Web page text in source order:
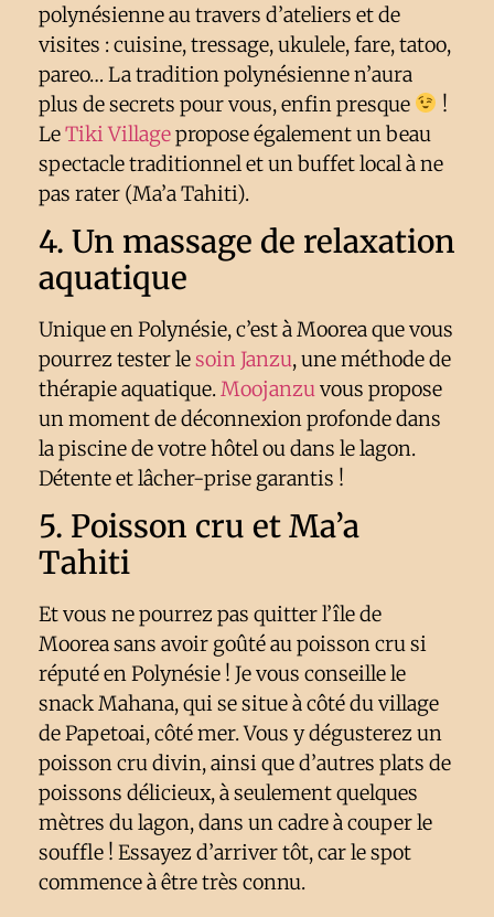
polynésienne au travers d’ateliers et de
visites : cuisine, tressage, ukulele, fare, tatoo,
pareo… La tradition polynésienne n’aura
plus de secrets pour vous, enfin presque
!
LeTiki Villagepropose également un beau
spectacle traditionnel et un buffet local à ne
pas rater (Ma’a Tahiti).
4. Un massage de relaxation
aquatique
Unique en Polynésie, c’est à Moorea que vous
pourrez tester lesoin Janzu, une méthode de
thérapie aquatique.Moojanzuvous propose
un moment de déconnexion profonde dans
la piscine de votre hôtel ou dans le lagon.
Détente et lâcher-prise garantis !
5. Poisson cru et Ma’a
Tahiti
Et vous ne pourrez pas quitter l’île de
Moorea sans avoir goûté au poisson cru si
réputé en Polynésie ! Je vous conseille le
snack Mahana, qui se situe à côté du village
de Papetoai, côté mer. Vous y dégusterez un
poisson cru divin, ainsi que d’autres plats de
poissons délicieux, à seulement quelques
mètres du lagon, dans un cadre à couper le
souffle ! Essayez d’arriver tôt, car le spot
commence à être très connu.